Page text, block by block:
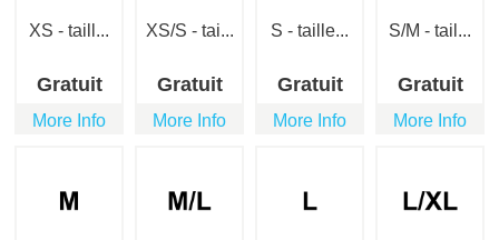
XS - taill...
Gratuit
More Info
XS/S - tai...
Gratuit
More Info
S - taille...
Gratuit
More Info
S/M - tail...
Gratuit
More Info